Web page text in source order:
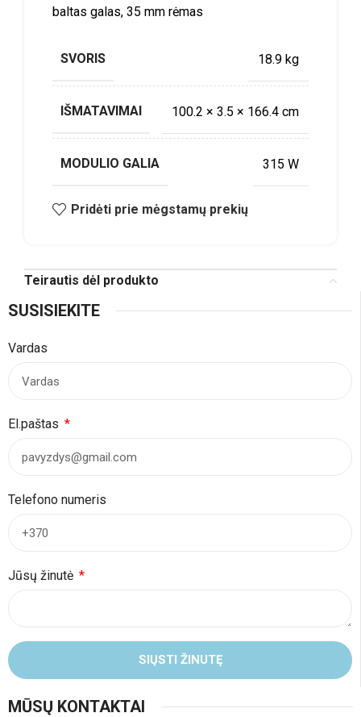
baltas galas, 35 mm rėmas
SVORIS 18.9 kg
IŠMATAVIMAI 100.2 × 3.5 × 166.4 cm
MODULIO GALIA 315 W
Pridėti prie mėgstamų prekių
Teirautis dėl produkto
SUSISIEKITE
Vardas
El.paštas
Telefono numeris
Jūsų žinutė
SIŲSTI ŽINUTĘ
MŪSŲ KONTAKTAI